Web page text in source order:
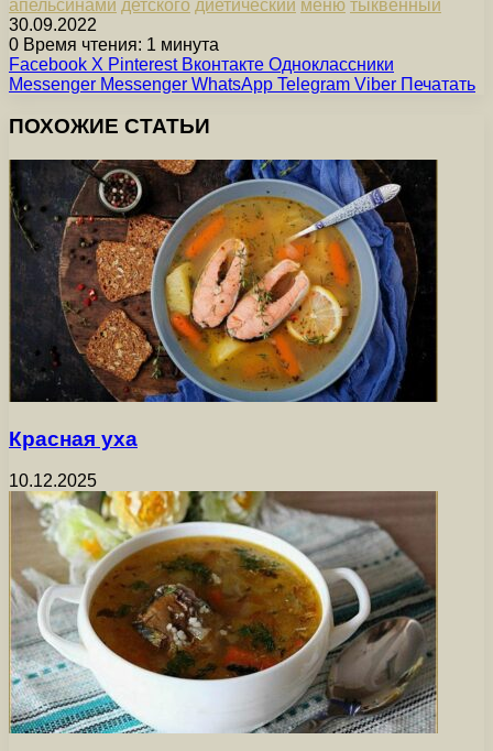
апельсинами детского диетический меню тыквенный
30.09.2022
0 Время чтения: 1 минута
Facebook X Pinterest Вконтакте Одноклассники
Messenger Messenger WhatsApp Telegram Viber Печатать
ПОХОЖИЕ СТАТЬИ
Красная уха
10.12.2025